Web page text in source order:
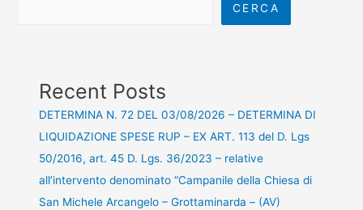
CERCA
Recent Posts
DETERMINA N. 72 DEL 03/08/2026 – DETERMINA DI
LIQUIDAZIONE SPESE RUP – EX ART. 113 del D. Lgs
50/2016, art. 45 D. Lgs. 36/2023 – relative
all’intervento denominato “Campanile della Chiesa di
San Michele Arcangelo – Grottaminarda – (AV)